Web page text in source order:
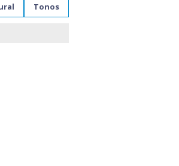
Tonos